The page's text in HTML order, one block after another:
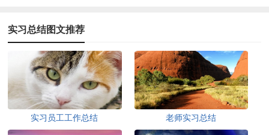
实习总结图文推荐
实习员工工作总结 老师实习总结